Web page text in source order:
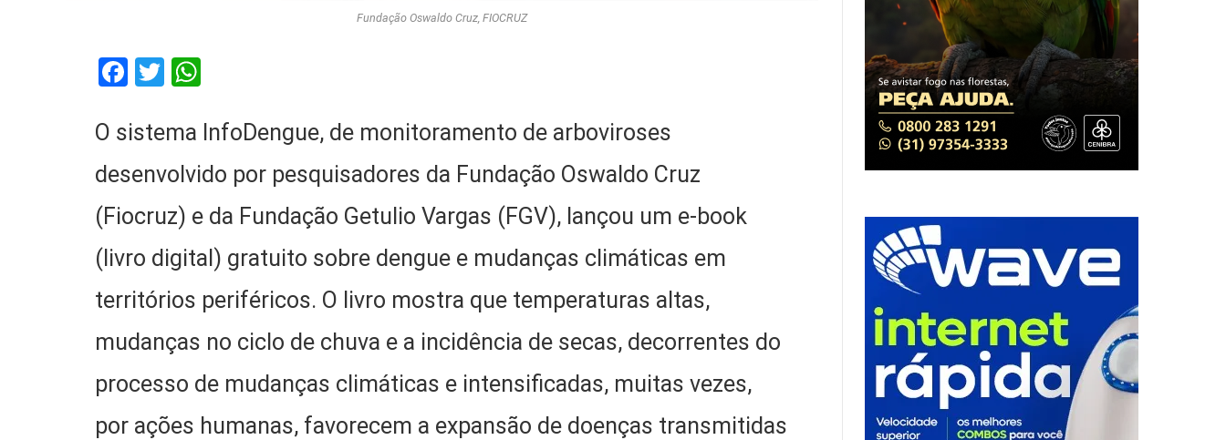
Fundação Oswaldo Cruz, FIOCRUZ
Facebook
Twitter
O sistema InfoDengue, de monitoramento de arboviroses
desenvolvido por pesquisadores da Fundação Oswaldo Cruz
(Fiocruz) e da Fundação Getulio Vargas (FGV), lançou um e-book
(livro digital) gratuito sobre dengue e mudanças climáticas em
territórios periféricos. O livro mostra que temperaturas altas,
mudanças no ciclo de chuva e a incidência de secas, decorrentes do
processo de mudanças climáticas e intensificadas, muitas vezes,
por ações humanas, favorecem a expansão de doenças transmitidas